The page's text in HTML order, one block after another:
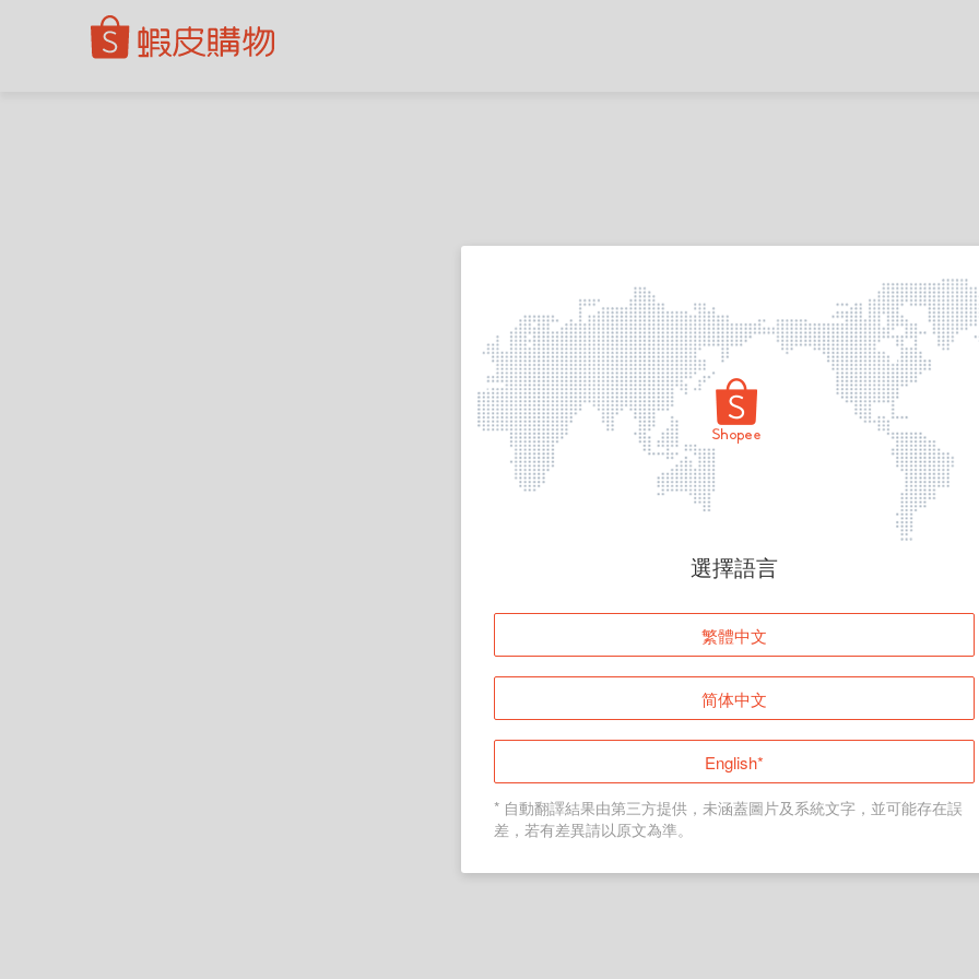
頁面無法顯示
登入
返回首頁
選擇語言
繁體中文
简体中文
English*
* 自動翻譯結果由第三方提供，未涵蓋圖片及系統文字，並可能存在誤
差，若有差異請以原文為準。